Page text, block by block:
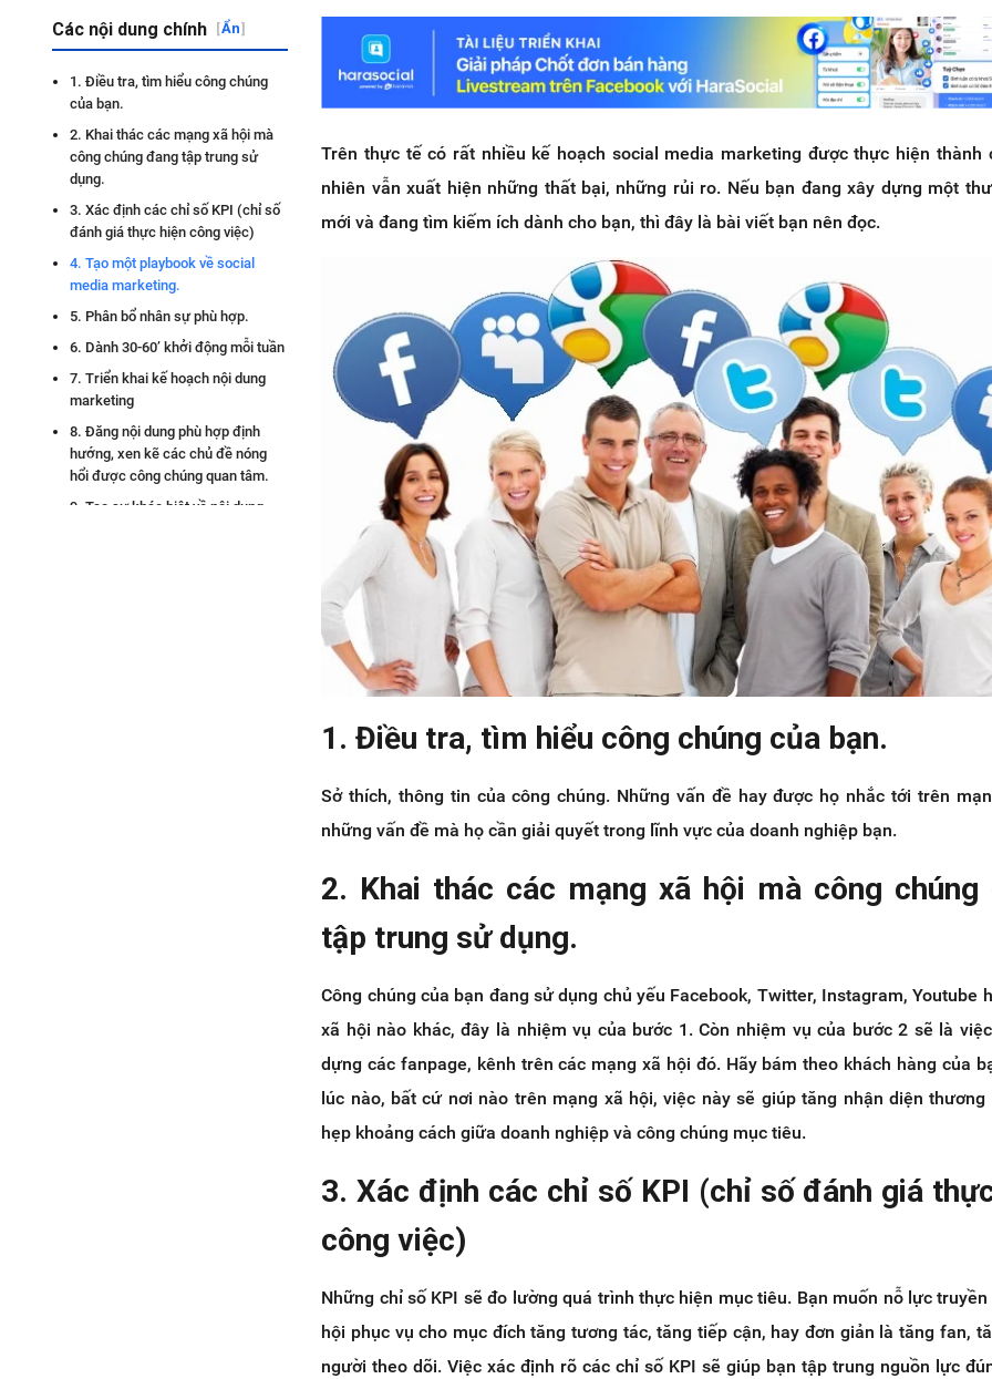
Các nội dung chính [Ẩn]
1. Điều tra, tìm hiểu công chúng
của bạn.
2. Khai thác các mạng xã hội mà
công chúng đang tập trung sử
dụng.
3. Xác định các chỉ số KPI (chỉ số
đánh giá thực hiện công việc)
4. Tạo một playbook về social
media marketing.
5. Phân bổ nhân sự phù hợp.
6. Dành 30-60’ khởi động mỗi tuần
7. Triển khai kế hoạch nội dung
marketing
8. Đăng nội dung phù hợp định
hướng, xen kẽ các chủ đề nóng
hổi được công chúng quan tâm.
9. Tạo sự khác biệt về nội dung
Trên thực tế có rất nhiều kế hoạch social media marketing được thực hiện thành
nhiên vẫn xuất hiện những thất bại, những rủi ro. Nếu bạn đang xây dựng một
mới và đang tìm kiếm ích dành cho bạn, thì đây là bài viết bạn nên đọc.
1. Điều tra, tìm hiểu công chúng của bạn.
Sở thích, thông tin của công chúng. Những vấn đề hay được họ nhắc tới trên
những vấn đề mà họ cần giải quyết trong lĩnh vực của doanh nghiệp bạn.
2. Khai thác các mạng xã hội mà công chúng
tập trung sử dụng.
Công chúng của bạn đang sử dụng chủ yếu Facebook, Twitter, Instagram, Youtube
xã hội nào khác, đây là nhiệm vụ của bước 1. Còn nhiệm vụ của bước 2 sẽ là
dựng các fanpage, kênh trên các mạng xã hội đó. Hãy bám theo khách hàng của
lúc nào, bất cứ nơi nào trên mạng xã hội, việc này sẽ giúp tăng nhận diện thương
hẹp khoảng cách giữa doanh nghiệp và công chúng mục tiêu.
3. Xác định các chỉ số KPI (chỉ số đánh giá
công việc)
Những chỉ số KPI sẽ đo lường quá trình thực hiện mục tiêu. Bạn muốn nỗ lực
hội phục vụ cho mục đích tăng tương tác, tăng tiếp cận, hay đơn giản là tăng fan,
người theo dõi. Việc xác định rõ các chỉ số KPI sẽ giúp bạn tập trung nguồn lực